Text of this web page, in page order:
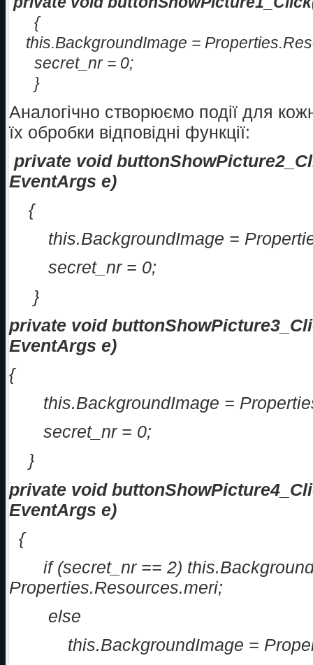
{
this.BackgroundImage =
secret_nr = 0;
}
Аналогічно створюємо події для
їх обробки відповідні функції:
private void
EventArgs e)
{
this.BackgroundImage =
secret_nr = 0;
}
private void
EventArgs e)
{
this.BackgroundImage =
secret_nr = 0;
}
private void
EventArgs e)
{
if (secret_nr == 2)
Properties.Resources.meri;
else
this.BackgroundImage =